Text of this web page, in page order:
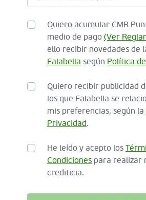
Quiero acumular CMR
medio de pago (Ver
ello recibir novedades de
Falabella según Política
Quiero recibir publicidad
los que Falabella se
mis preferencias, según la
Privacidad.
He leído y acepto los
Condiciones para realizar
crediticia.